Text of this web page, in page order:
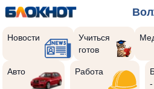
Новости
Учиться
готов
Авто Работа
Реклама закроется
РЕКЛАМА • ISEE.RU